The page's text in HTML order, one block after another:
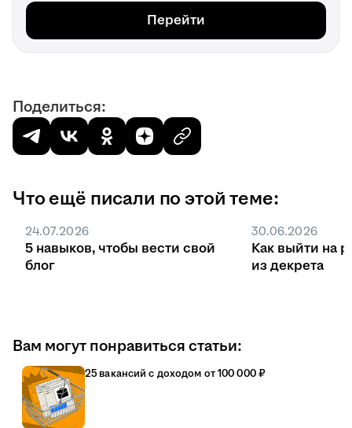
Перейти
Поделиться:
Что ещё писали по этой теме:
24.07.2026
5 навыков, чтобы вести свой
блог
30.06.2026
Как выйти на
из декрета
Вам могут понравиться статьи:
25 вакансий с доходом от 100 000 ₽